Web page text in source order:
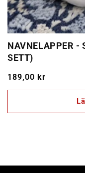
NAVNELAPPER -
SETT)
Ordinarie
pris
189,00 kr